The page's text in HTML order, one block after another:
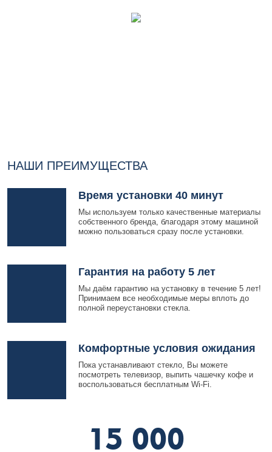
НАШИ ПРЕИМУЩЕСТВА
Время установки 40 минут
Мы используем только качественные материалы
собственного бренда, благодаря этому машиной
можно пользоваться сразу после установки.
Гарантия на работу 5 лет
Мы даём гарантию на установку в течение 5 лет!
Принимаем все необходимые меры вплоть до
полной переустановки стекла.
Комфортные условия ожидания
Пока устанавливают стекло, Вы можете
посмотреть телевизор, выпить чашечку кофе и
воспользоваться бесплатным Wi-Fi.
15 000